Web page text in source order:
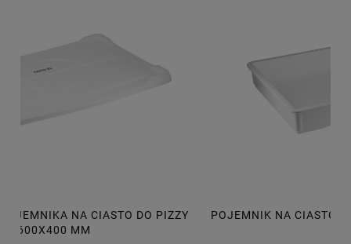
POJEMNIK NA CIASTO DO PIZZY 600X400X75 MM, 14L